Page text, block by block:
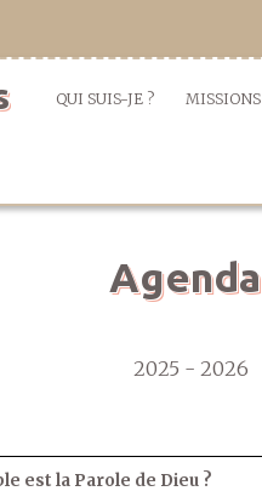
QUI SUIS-JE ? MISSIONS
Agenda
2025 - 2026
est la Parole de Dieu ?